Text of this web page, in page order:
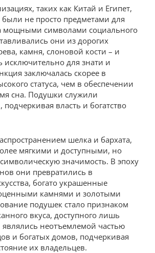
таких как Китай и Египет,
не просто предметами для
мощными символами социального
они из дорогих
камня, слоновой кости – и
исключительно для знати и
заключалась скорее в
статуса, чем в обеспечении
сна. Подушки служили
власть и богатство
шелка и бархата,
мягкими и доступными, но
значимость. В эпоху
они превратились в
богато украшенные
камнями и золотыми
подушек стало признаком
вкуса, доступного лишь
неотъемлемой частью
и богатых домов, подчеркивая
их владельцев.